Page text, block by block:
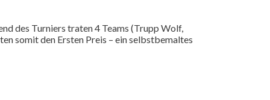
des Turniers traten 4 Teams (Trupp Wolf,
somit den Ersten Preis – ein selbstbemaltes